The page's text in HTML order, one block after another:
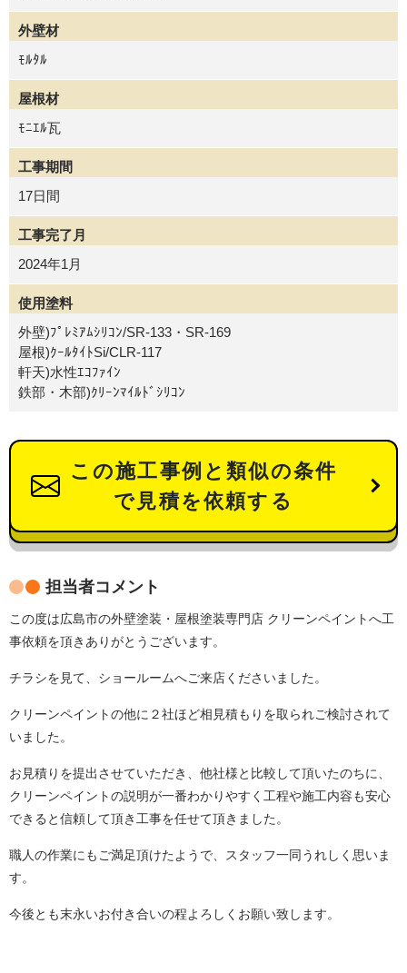
外壁材
ﾓﾙﾀﾙ
屋根材
ﾓﾆｴﾙ瓦
工事期間
17日間
工事完了月
2024年1月
使用塗料
外壁)ﾌﾟﾚﾐｱﾑｼﾘｺﾝ/SR-133・SR-169
屋根)ｸｰﾙﾀｲﾄSi/CLR-117
軒天)水性ｴｺﾌｧｲﾝ
鉄部・木部)ｸﾘｰﾝﾏｲﾙﾄﾞｼﾘｺﾝ
この施工事例と類似の条件
で見積を依頼する
担当者コメント
この度は広島市の外壁塗装・屋根塗装専門店 クリーンペイントへ工
事依頼を頂きありがとうございます。
チラシを見て、ショールームへご来店くださいました。
クリーンペイントの他に２社ほど相見積もりを取られご検討されて
いました。
お見積りを提出させていただき、他社様と比較して頂いたのちに、
クリーンペイントの説明が一番わかりやすく工程や施工内容も安心
できると信頼して頂き工事を任せて頂きました。
職人の作業にもご満足頂けたようで、スタッフ一同うれしく思いま
す。
今後とも末永いお付き合いの程よろしくお願い致します。